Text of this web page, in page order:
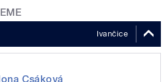
Ivančice
Csáková